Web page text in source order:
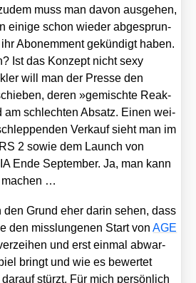
muss man davon aus­ge­hen,
eini­ge schon wie­der abge­sprun­
Abo­nem­ment gekün­digt haben.
Ist das Kon­zept nicht sexy
will man der Pres­se den
deren »gemisch­te Reak­
am schlech­ten Absatz. Einen wei­
Ver­kauf sieht man im
2 sowie dem Launch von
Ende Sep­tem­ber. Ja, man kann
machen …
Grund eher dar­in sehen, dass
den miss­lun­ge­nen Start vonAGE
und erst ein­mal abwar­
bringt und wie es bewer­tet
stürzt. Für mich per­sön­lich